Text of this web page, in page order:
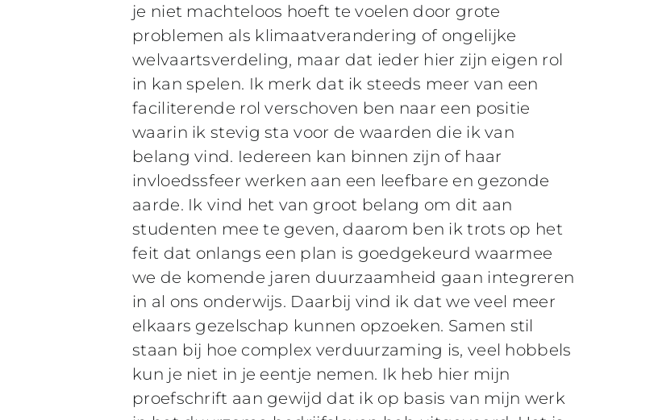
je niet machteloos hoeft te voelen door grote
problemen als klimaatverandering of ongelijke
welvaartsverdeling, maar dat ieder hier zijn eigen rol
in kan spelen. Ik merk dat ik steeds meer van een
faciliterende rol verschoven ben naar een positie
waarin ik stevig sta voor de waarden die ik van
belang vind. Iedereen kan binnen zijn of haar
invloedssfeer werken aan een leefbare en gezonde
aarde. Ik vind het van groot belang om dit aan
studenten mee te geven, daarom ben ik trots op het
feit dat onlangs een plan is goedgekeurd waarmee
we de komende jaren duurzaamheid gaan integreren
in al ons onderwijs. Daarbij vind ik dat we veel meer
elkaars gezelschap kunnen opzoeken. Samen stil
staan bij hoe complex verduurzaming is, veel hobbels
kun je niet in je eentje nemen. Ik heb hier mijn
proefschrift aan gewijd dat ik op basis van mijn werk